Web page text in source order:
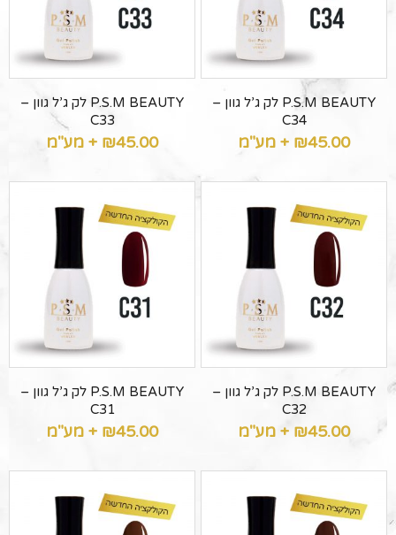
P.S.M BEAUTY לק ג’ל גוון –
C34
₪45.00 + מע"מ
P.S.M BEAUTY לק ג’ל גוון –
C33
₪45.00 + מע"מ
P.S.M BEAUTY לק ג’ל גוון –
C32
₪45.00 + מע"מ
P.S.M BEAUTY לק ג’ל גוון –
C31
₪45.00 + מע"מ